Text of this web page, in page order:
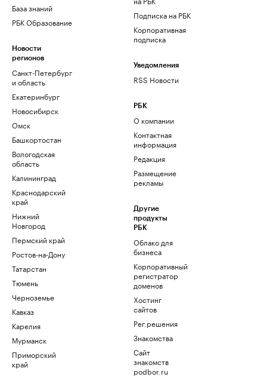
База знаний
РБК Образование
Новости
регионов
Санкт-Петербург
и область
Екатеринбург
Новосибирск
Омск
Башкортостан
Вологодская
область
Калининград
Краснодарский
край
Нижний
Новгород
Пермский край
Ростов-на-Дону
Татарстан
Тюмень
Черноземье
Кавказ
Карелия
Мурманск
Приморский
край
Подписка на РБК
Корпоративная
подписка
Уведомления
RSS Новости
РБК
О компании
Контактная
информация
Редакция
Размещение
рекламы
Другие
продукты
РБК
Облако для
бизнеса
Корпоративный
регистратор
доменов
Хостинг
сайтов
Рег.решения
Знакомства
Сайт
знакомств
podbor.ru